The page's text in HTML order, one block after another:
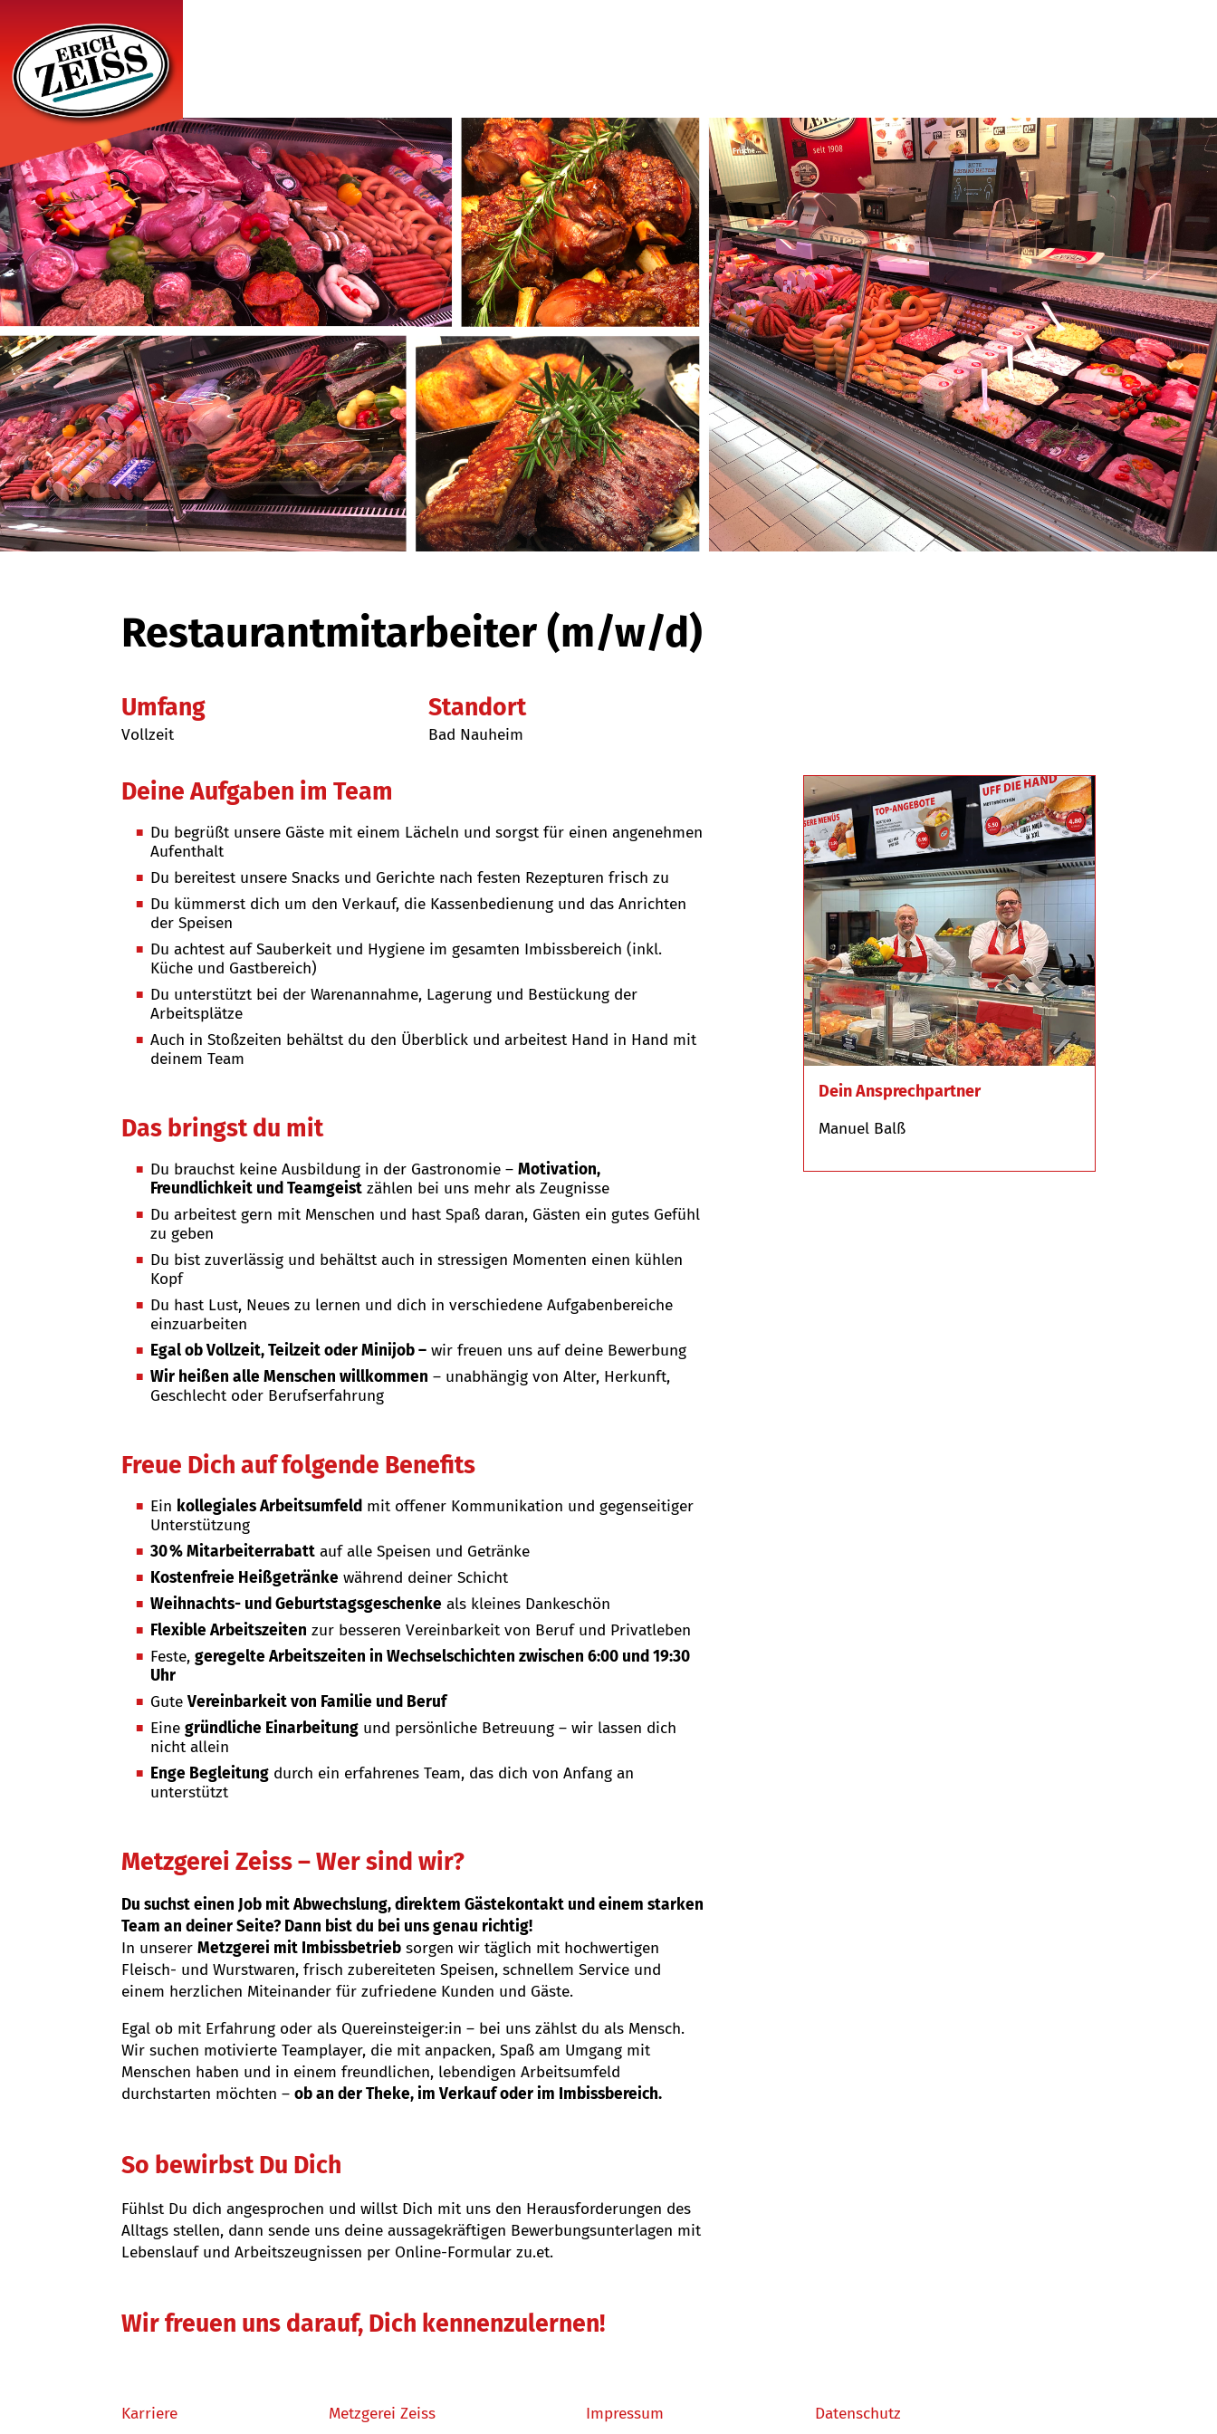
Restaurantmitarbeiter (m/w/d)
Umfang
Vollzeit
Standort
Bad Nauheim
Deine Aufgaben im Team
Du begrüßt unsere Gäste mit einem Lächeln und sorgst für einen angenehmen
Aufenthalt
Du bereitest unsere Snacks und Gerichte nach festen Rezepturen frisch zu
Du kümmerst dich um den Verkauf, die Kassenbedienung und das Anrichten
der Speisen
Du achtest auf Sauberkeit und Hygiene im gesamten Imbissbereich (inkl.
Küche und Gastbereich)
Du unterstützt bei der Warenannahme, Lagerung und Bestückung der
Arbeitsplätze
Auch in Stoßzeiten behältst du den Überblick und arbeitest Hand in Hand mit
deinem Team
Das bringst du mit
Du brauchst keine Ausbildung in der Gastronomie –Motivation,
Freundlichkeit und Teamgeist zählen bei uns mehr als Zeugnisse
Du arbeitest gern mit Menschen und hast Spaß daran, Gästen ein gutes Gefühl
zu geben
Du bist zuverlässig und behältst auch in stressigen Momenten einen kühlen
Kopf
Du hast Lust, Neues zu lernen und dich in verschiedene Aufgabenbereiche
einzuarbeiten
Egal ob Vollzeit, Teilzeit oder Minijob – wir freuen uns auf deine Bewerbung
Wir heißen alle Menschen willkommen – unabhängig von Alter, Herkunft,
Geschlecht oder Berufserfahrung
Freue Dich auf folgende Benefits
Ein kollegiales Arbeitsumfeld mit offener Kommunikation und gegenseitiger
Unterstützung
30 % Mitarbeiterrabatt auf alle Speisen und Getränke
Kostenfreie Heißgetränke während deiner Schicht
Weihnachts- und Geburtstagsgeschenke als kleines Dankeschön
Flexible Arbeitszeiten zur besseren Vereinbarkeit von Beruf und Privatleben
Feste,geregelte Arbeitszeiten in Wechselschichten zwischen 6:00 und 19:30
Uhr
GuteVereinbarkeit von Familie und Beruf
Einegründliche Einarbeitung und persönliche Betreuung – wir lassen dich
nicht allein
Enge Begleitung durch ein erfahrenes Team, das dich von Anfang an
unterstützt
Metzgerei Zeiss – Wer sind wir?
Du suchst einen Job mit Abwechslung, direktem Gästekontakt und einem starken
Team an deiner Seite? Dann bist du bei uns genau richtig!
In unsererMetzgerei mit Imbissbetrieb sorgen wir täglich mit hochwertigen
Fleisch- und Wurstwaren, frisch zubereiteten Speisen, schnellem Service und
einem herzlichen Miteinander für zufriedene Kunden und Gäste.
Egal ob mit Erfahrung oder als Quereinsteiger:in – bei uns zählst du als Mensch.
Wir suchen motivierte Teamplayer, die mit anpacken, Spaß am Umgang mit
Menschen haben und in einem freundlichen, lebendigen Arbeitsumfeld
durchstarten möchten –ob an der Theke, im Verkauf oder im Imbissbereich.
So bewirbst Du Dich
Fühlst Du dich angesprochen und willst Dich mit uns den Herausforderungen des
Alltags stellen, dann sende uns deine aussagekräftigen Bewerbungsunterlagen mit
Lebenslauf und Arbeitszeugnissen per Online-Formular zu.et.
Wir freuen uns darauf, Dich kennenzulernen!
Dein Ansprechpartner
Manuel Balß
Karriere Metzgerei Zeiss Impressum Datenschutz